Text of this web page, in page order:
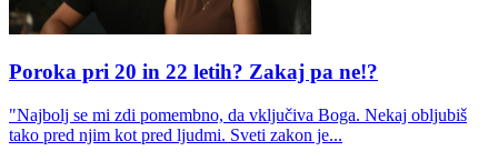
Poroka pri 20 in 22 letih? Zakaj pa ne!?
"Najbolj se mi zdi pomembno, da vključiva Boga. Nekaj obljubiš
tako pred njim kot pred ljudmi. Sveti zakon je...